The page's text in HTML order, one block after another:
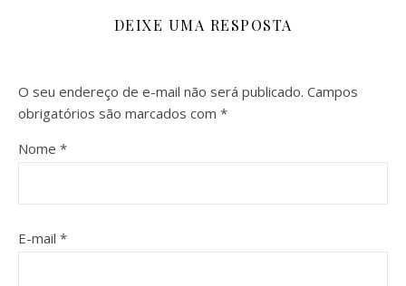
DEIXE UMA RESPOSTA
O seu endereço de e-mail não será publicado. Campos
obrigatórios são marcados com *
Nome *
E-mail *